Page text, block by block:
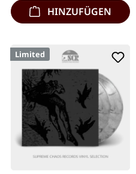
HINZUFÜGEN
Limited